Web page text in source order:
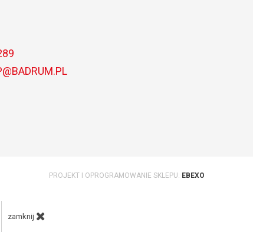
PROJEKT I OPROGRAMOWANIE SKLEPU: EBEXO
zamknij